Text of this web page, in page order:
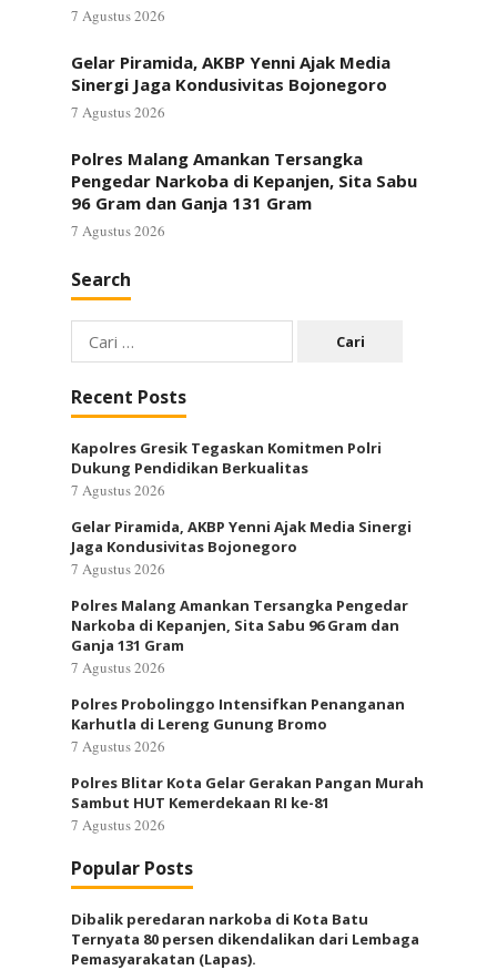
7 Agustus 2026
Gelar Piramida, AKBP Yenni Ajak Media
Sinergi Jaga Kondusivitas Bojonegoro
7 Agustus 2026
Polres Malang Amankan Tersangka
Pengedar Narkoba di Kepanjen, Sita Sabu
96 Gram dan Ganja 131 Gram
7 Agustus 2026
Search
Cari
untuk:
Recent Posts
Kapolres Gresik Tegaskan Komitmen Polri
Dukung Pendidikan Berkualitas
7 Agustus 2026
Gelar Piramida, AKBP Yenni Ajak Media Sinergi
Jaga Kondusivitas Bojonegoro
7 Agustus 2026
Polres Malang Amankan Tersangka Pengedar
Narkoba di Kepanjen, Sita Sabu 96 Gram dan
Ganja 131 Gram
7 Agustus 2026
Polres Probolinggo Intensifkan Penanganan
Karhutla di Lereng Gunung Bromo
7 Agustus 2026
Polres Blitar Kota Gelar Gerakan Pangan Murah
Sambut HUT Kemerdekaan RI ke-81
7 Agustus 2026
Popular Posts
Dibalik peredaran narkoba di Kota Batu
Ternyata 80 persen dikendalikan dari Lembaga
Pemasyarakatan (Lapas).